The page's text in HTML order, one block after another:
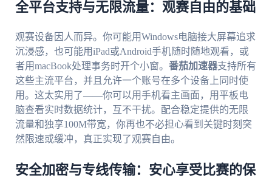
全平台支持与无限流量：观赛自由的基础
观赛设备因人而异。你可能用Windows电脑接大屏幕追求
沉浸感，也可能用iPad或Android手机随时随地观看，或
者用macBook处理事务时开个小窗。 番茄加速器支持所有
这些主流平台，并且允许一个账号在多个设备上同时使
用。这太实用了——你可以用手机看主画面，用平板电
脑查看实时数据统计，互不干扰。配合稳定提供的无限
流量和独享100M带宽，你再也不必担心看到关键时刻突
然限速或缓冲，真正实现了观赛自由。
安全加密与专线传输：安心享受比赛的保